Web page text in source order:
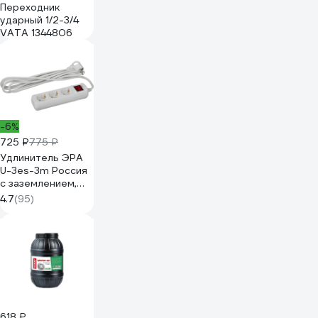
Переходник
ударный 1/2-3/4
VATA 1344806
-6%
725 ₽775 ₽
Удлинитель ЭРА
U-3es-3m Россия
с заземлением,
3x1мм2, 16A, ПВС, с
выкл, 3гн, 3м
4.7(95)